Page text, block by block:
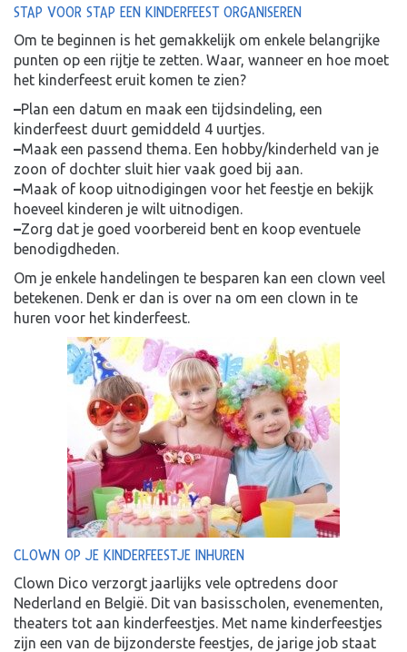
STAP VOOR STAP EEN KINDERFEEST ORGANISEREN
Om te beginnen is het gemakkelijk om enkele belangrijke
punten op een rijtje te zetten. Waar, wanneer en hoe moet
het kinderfeest eruit komen te zien?
–Plan een datum en maak een tijdsindeling, een
kinderfeest duurt gemiddeld 4 uurtjes.
–Maak een passend thema. Een hobby/kinderheld van je
zoon of dochter sluit hier vaak goed bij aan.
–Maak of koop uitnodigingen voor het feestje en bekijk
hoeveel kinderen je wilt uitnodigen.
–Zorg dat je goed voorbereid bent en koop eventuele
benodigdheden.
Om je enkele handelingen te besparen kan een clown veel
betekenen. Denk er dan is over na om een clown in te
huren voor het kinderfeest.
CLOWN OP JE KINDERFEESTJE INHUREN
Clown Dico verzorgt jaarlijks vele optredens door
Nederland en België. Dit van basisscholen, evenementen,
theaters tot aan kinderfeestjes. Met name kinderfeestjes
zijn een van de bijzonderste feestjes, de jarige job staat